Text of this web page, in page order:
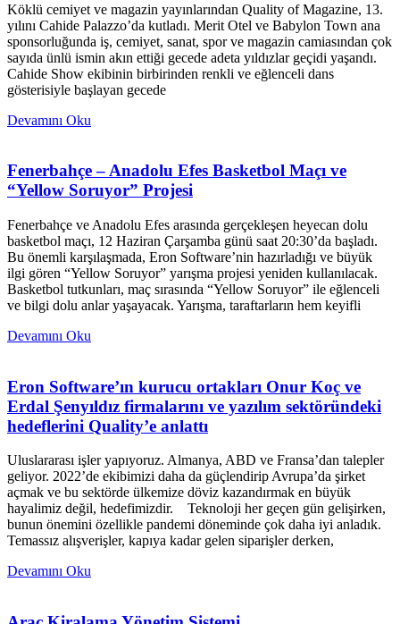
Köklü cemiyet ve magazin yayınlarından Quality of Magazine, 13.
yılını Cahide Palazzo’da kutladı. Merit Otel ve Babylon Town ana
sponsorluğunda iş, cemiyet, sanat, spor ve magazin camiasından çok
sayıda ünlü ismin akın ettiği gecede adeta yıldızlar geçidi yaşandı.
Cahide Show ekibinin birbirinden renkli ve eğlenceli dans
gösterisiyle başlayan gecede
Devamını Oku
Fenerbahçe – Anadolu Efes Basketbol Maçı ve
“Yellow Soruyor” Projesi
Fenerbahçe ve Anadolu Efes arasında gerçekleşen heyecan dolu
basketbol maçı, 12 Haziran Çarşamba günü saat 20:30’da başladı.
Bu önemli karşılaşmada, Eron Software’nin hazırladığı ve büyük
ilgi gören “Yellow Soruyor” yarışma projesi yeniden kullanılacak.
Basketbol tutkunları, maç sırasında “Yellow Soruyor” ile eğlenceli
ve bilgi dolu anlar yaşayacak. Yarışma, taraftarların hem keyifli
Devamını Oku
Eron Software’ın kurucu ortakları Onur Koç ve
Erdal Şenyıldız firmalarını ve yazılım sektöründeki
hedeflerini Quality’e anlattı
Uluslararası işler yapıyoruz. Almanya, ABD ve Fransa’dan talepler
geliyor. 2022’de ekibimizi daha da güçlendirip Avrupa’da şirket
açmak ve bu sektörde ülkemize döviz kazandırmak en büyük
hayalimiz değil, hedefimizdir. Teknoloji her geçen gün gelişirken,
bunun önemini özellikle pandemi döneminde çok daha iyi anladık.
Temassız alışverişler, kapıya kadar gelen siparişler derken,
Devamını Oku